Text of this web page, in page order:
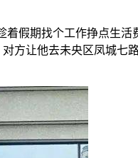
着假期找个工作挣点生活
方让他去未央区凤城七